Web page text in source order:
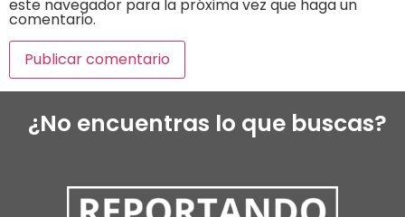
este navegador para la próxima vez que haga un
comentario.
¿No encuentras lo que buscas?